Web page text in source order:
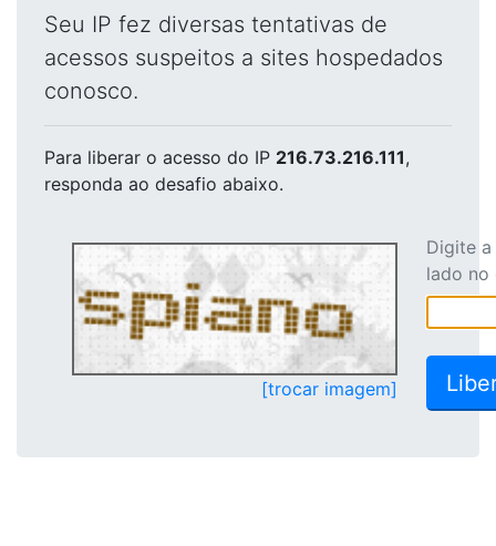
Seu IP fez diversas tentativas de
acessos suspeitos a sites hospedados
conosco.
Para liberar o acesso do IP 216.73.216.111,
responda ao desafio abaixo.
[trocar imagem]
Digite
lado no